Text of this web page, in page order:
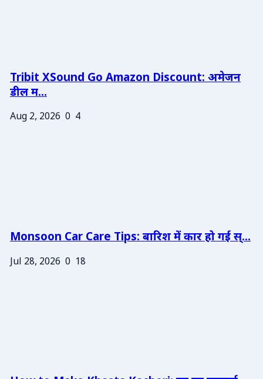
Tribit XSound Go Amazon Discount: अमेजन
डील म...
Aug 2, 2026 0 4
Monsoon Car Care Tips: बारिश में कार हो गई स्...
Jul 28, 2026 0 18